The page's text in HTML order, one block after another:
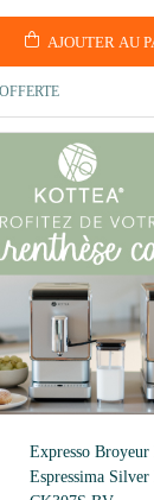
AJOUTER AU
Expresso
Espressima Silver